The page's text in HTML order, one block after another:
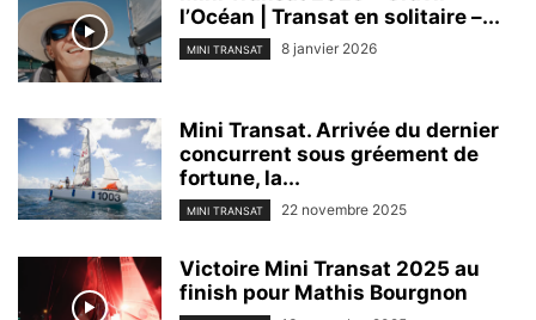
l’Océan | Transat en solitaire –...
MINI TRANSAT 8 janvier 2026
Mini Transat. Arrivée du dernier
concurrent sous gréement de
fortune, la...
MINI TRANSAT 22 novembre 2025
Victoire Mini Transat 2025 au
finish pour Mathis Bourgnon